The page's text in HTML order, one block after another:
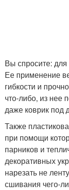
Вы спросите: для
Ее применение
гибкости и
что-либо, из нее
даже коврик под
Также
при помощи
парников и
декоративных
нарезать не
сшивания чего-